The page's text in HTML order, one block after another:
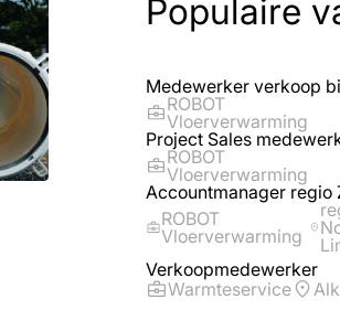
Populaire
Medewerker verkoop
ROBOT
Vloerverwarming
Project Sales
ROBOT
Vloerverwarming
Accountmanager regio
ROBOT
Vloerverwarming
Verkoopmedewerker
Warmteservice